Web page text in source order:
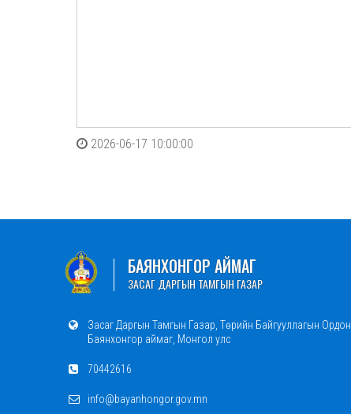
2026-06-17 10:00:00
БАЯНХОНГОР АЙМАГ
ЗАСАГ ДАРГЫН ТАМГЫН ГАЗАР
Засаг Даргын Тамгын Газар, Төрийн Байгууллагын Ордон,
Баянхонгор аймаг, Монгол улс
70442616
info@bayanhongor.gov.mn